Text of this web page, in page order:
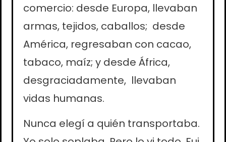
comercio: desde Europa, llevaban
armas, tejidos, caballos; desde
América, regresaban con cacao,
tabaco, maíz; y desde África,
desgraciadamente, llevaban
vidas humanas.
Nunca elegí a quién transportaba.